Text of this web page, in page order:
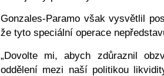
Gonzales-Paramo však vysvětlil
že tyto speciální operace
„Dovolte mi, abych zdůraznil
oddělení mezi naší politikou